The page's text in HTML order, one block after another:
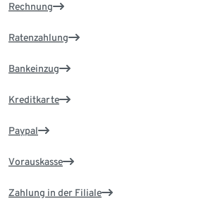
Rechnung
Ratenzahlung
Bankeinzug
Kreditkarte
Paypal
Vorauskasse
Zahlung in der Filiale